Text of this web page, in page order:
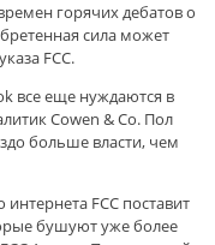
горячих дебатов о
сила может
FCC.
все еще нуждаются в
Cowen & Co. Пол
больше власти, чем
FCC поставит
бушуют уже более